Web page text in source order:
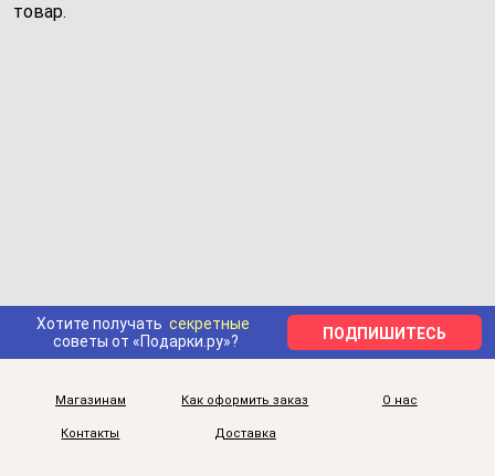
товар.
Хотите получать секретные
советы от «Подарки.ру»?
ПОДПИШИТЕСЬ
Магазинам Как оформить заказ О нас
Контакты Доставка